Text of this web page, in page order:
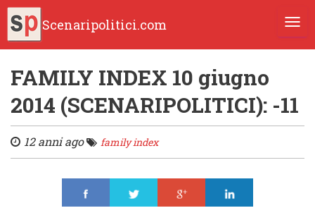
Scenaripolitici.com
FAMILY INDEX 10 giugno
2014 (SCENARIPOLITICI): -11
12 anni ago family index